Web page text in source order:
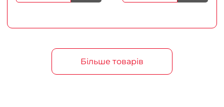
Більше товарів